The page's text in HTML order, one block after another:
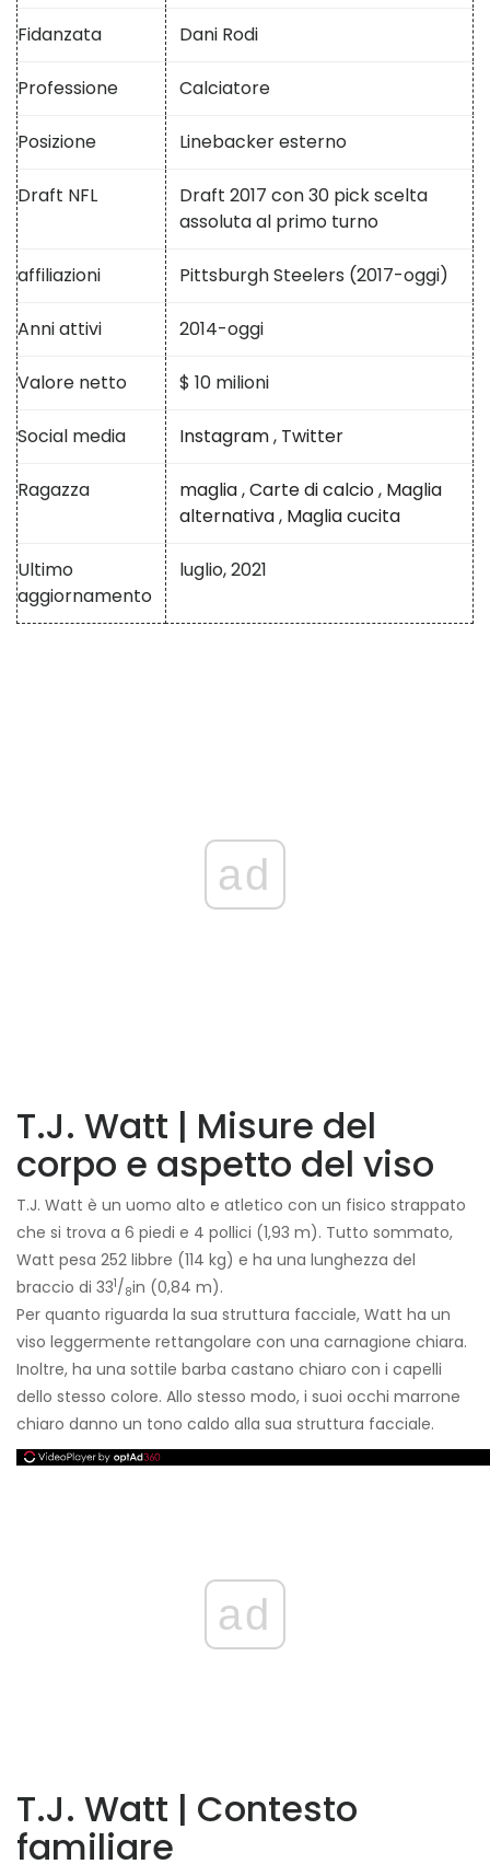
Fidanzata Dani Rodi
Professione Calciatore
Posizione Linebacker esterno
Draft NFL
Draft 2017 con 30 pick scelta
assoluta al primo turno
affiliazioni Pittsburgh Steelers (2017-oggi)
Anni attivi 2014-oggi
Valore netto $ 10 milioni
Social media Instagram, Twitter
Ragazza maglia,Carte di calcio, Maglia
alternativa, Maglia cucita
Ultimo
aggiornamento
luglio, 2021
ad
T.J. Watt | Misure del
corpo e aspetto del viso
T.J. Watt è un uomo alto e atletico con un fisico strappato
che si trova a 6 piedi e 4 pollici (1,93 m). Tutto sommato,
Watt pesa 252 libbre (114 kg) e ha una lunghezza del
braccio di 331/8in (0,84 m).
Per quanto riguarda la sua struttura facciale, Watt ha un
viso leggermente rettangolare con una carnagione chiara.
Inoltre, ha una sottile barba castano chiaro con i capelli
dello stesso colore. Allo stesso modo, i suoi occhi marrone
chiaro danno un tono caldo alla sua struttura facciale.
ad
T.J. Watt | Contesto
familiare